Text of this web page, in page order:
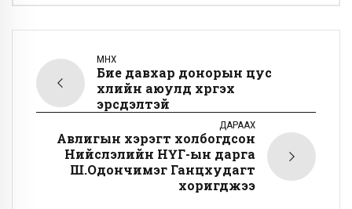
ӨМНӨХ
Бие давхар донорын цус
үхлийн аюулд хүргэх
эрсдэлтэй
ДАРААХ
Авлигын хэрэгт холбогдсон
Нийслэлийн НҮГ-ын дарга
Ш.Одончимэг Ганцхудагт
хоригджээ